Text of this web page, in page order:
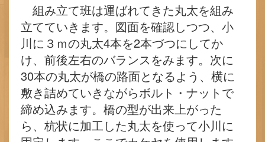
組み立て班は運ばれてきた丸太を組み
立てていきます。図面を確認しつつ、小
川に３ｍの丸太4本を2本づつにしてか
け、前後左右のバランスをみます。次に
30本の丸太が橋の路面となるよう、横に
敷き詰めていきながらボルト・ナットで
締め込みます。橋の型が出来上がった
ら、杭状に加工した丸太を使って小川に